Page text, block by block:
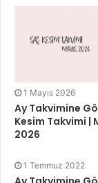
1 Mayıs 2026
Ay Takvimine
Kesim Takvimi |
2026
1 Temmuz 2022